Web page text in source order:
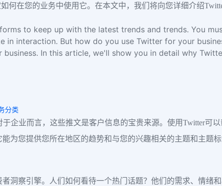
何在您的业务中使用它。在本文中，我们将向您详细介绍
to keep up with the latest trends and trends. You
in interaction. But how do you use Twitter for your
business. In this article, we'll show you in detail why
分类
于企业而言，这些推文是客户信息的宝贵来源。使用Twitter可
为您提供您所在地区的趋势和与您的兴趣相关的主题和主题
洞察引擎。人们如何看待一个热门话题？他们的需求、情绪